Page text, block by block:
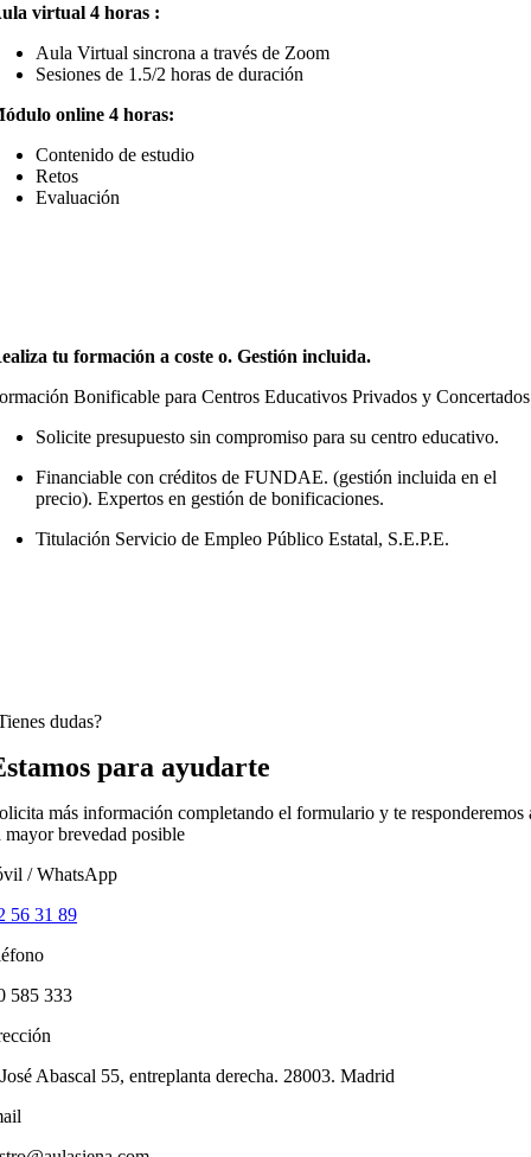
virtual 4 horas :
Aula Virtual sincrona a través de Zoom
Sesiones de 1.5/2 horas de duración
online 4 horas:
Contenido de estudio
Retos
Evaluación
tu formación a coste o. Gestión incluida.
Bonificable para Centros Educativos Privados y
Solicite presupuesto sin compromiso para su centro educativo.
Financiable con créditos de FUNDAE. (gestión incluida en el
precio). Expertos en gestión de bonificaciones.
Titulación Servicio de Empleo Público Estatal, S.E.P.E.
dudas?
para ayudarte
más información completando el formulario y te responderemos
mayor brevedad posible
/ WhatsApp
56 31 89
585 333
Abascal 55, entreplanta derecha. 28003. Madrid